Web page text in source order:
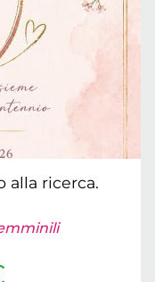
alla ricerca.